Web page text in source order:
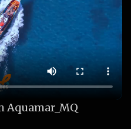
Aquamar_MQ